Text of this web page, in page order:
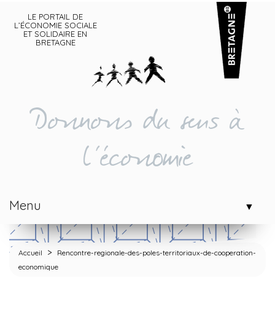
LE PORTAIL DE
L’ÉCONOMIE SOCIALE
ET SOLIDAIRE EN
BRETAGNE
Donnons du sens à
l'économie
Menu ▼
Accueil >
Rencontre-regionale-des-poles-territoriaux-de-cooperation-
economique